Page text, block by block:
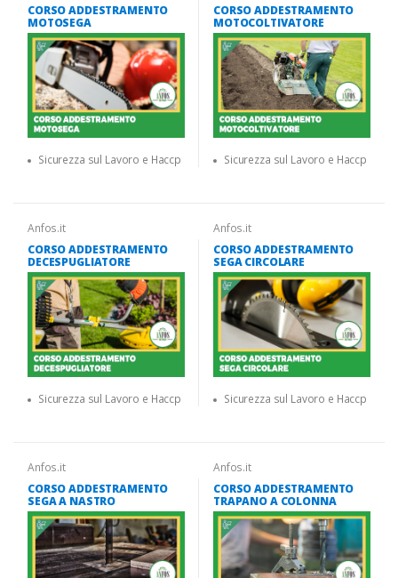
CORSO ADDESTRAMENTO
MOTOSEGA
Sicurezza sul Lavoro e Haccp
CORSO ADDESTRAMENTO
MOTOCOLTIVATORE
Sicurezza sul Lavoro e Haccp
Anfos.it
CORSO ADDESTRAMENTO
DECESPUGLIATORE
Sicurezza sul Lavoro e Haccp
Anfos.it
CORSO ADDESTRAMENTO
SEGA CIRCOLARE
Sicurezza sul Lavoro e Haccp
Anfos.it
CORSO ADDESTRAMENTO
SEGA A NASTRO
Anfos.it
CORSO ADDESTRAMENTO
TRAPANO A COLONNA